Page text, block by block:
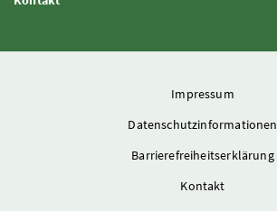
Impressum
Datenschutzinformationen
Barrierefreiheitserklärung
Kontakt